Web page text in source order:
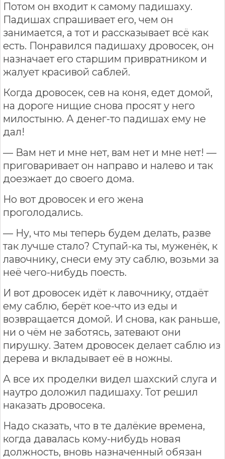
Потом он входит к самому падишаху.
Падишах спрашивает его, чем он
занимается, а тот и рассказывает всё как
есть. Понравился падишаху дровосек, он
назначает его старшим привратником и
жалует красивой саблей.
Когда дровосек, сев на коня, едет домой,
на дороге нищие снова просят у него
милостыню. А денег-то падишах ему не
дал!
— Вам нет и мне нет, вам нет и мне нет! —
приговаривает он направо и налево и так
доезжает до своего дома.
Но вот дровосек и его жена
проголодались.
— Ну, что мы теперь будем делать, разве
так лучше стало? Ступай-ка ты, муженёк, к
лавочнику, снеси ему эту саблю, возьми за
неё чего-нибудь поесть.
И вот дровосек идёт к лавочнику, отдаёт
ему саблю, берёт кое-что из еды и
возвращается домой. И снова, как раньше,
ни о чём не заботясь, затевают они
пирушку. Затем дровосек делает саблю из
дерева и вкладывает её в ножны.
А все их проделки видел шахский слуга и
наутро доложил падишаху. Тот решил
наказать дровосека.
Надо сказать, что в те далёкие времена,
когда давалась кому-нибудь новая
должность, вновь назначенный обязан